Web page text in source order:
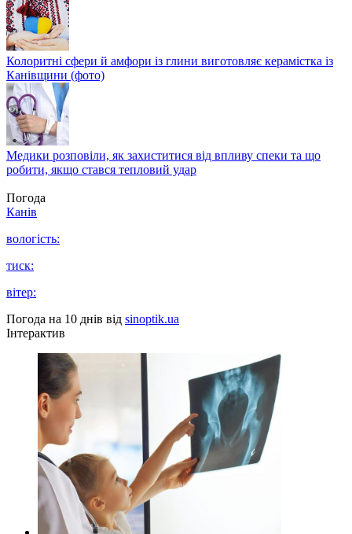
Колоритні сфери й амфори із глини виготовляє керамістка із
Канівщини (фото)
Медики розповіли, як захиститися від впливу спеки та що
робити, якщо стався тепловий удар
Погода
Канів
вологість:
тиск:
вітер:
Погода на 10 днів від sinoptik.ua
Інтерактив